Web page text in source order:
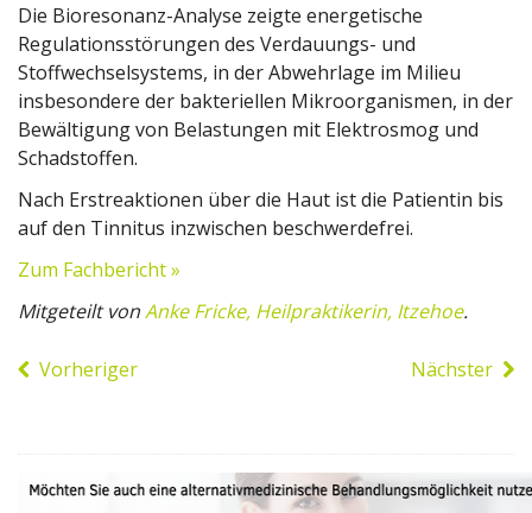
Die Bioresonanz-Analyse zeigte energetische
Regulationsstörungen des Verdauungs- und
Stoffwechselsystems, in der Abwehrlage im Milieu
insbesondere der bakteriellen Mikroorganismen, in der
Bewältigung von Belastungen mit Elektrosmog und
Schadstoffen.
Nach Erstreaktionen über die Haut ist die Patientin bis
auf den Tinnitus inzwischen beschwerdefrei.
Zum Fachbericht »
Mitgeteilt vonAnke Fricke, Heilpraktikerin, Itzehoe.
Vorheriger Nächster